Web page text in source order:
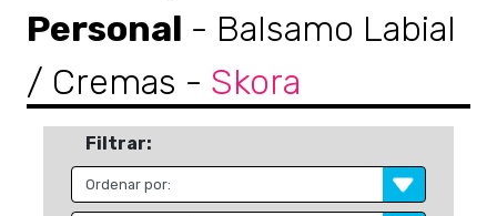
Personal - Balsamo Labial
/ Cremas - Skora
Filtrar: